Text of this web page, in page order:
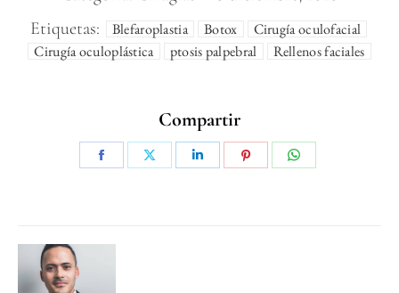
Etiquetas:
Blefaroplastia Botox
Cirugía oculofacial
Cirugía oculoplástica
ptosis palpebral Rellenos faciales
Compartir